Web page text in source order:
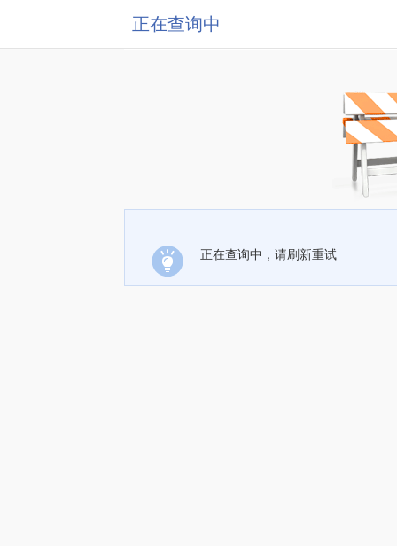
正在查询中
正在查询中，请刷新重试